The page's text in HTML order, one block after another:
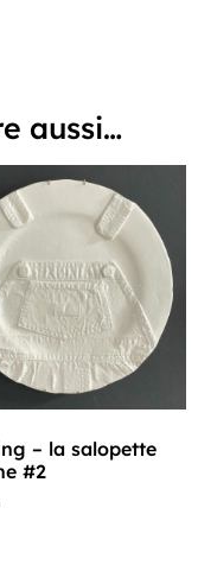
aussi…
– la salopette
#2